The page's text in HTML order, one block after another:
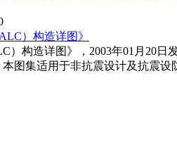
）构造详图》，2003年01月20
图集适用于非抗震设计及抗震